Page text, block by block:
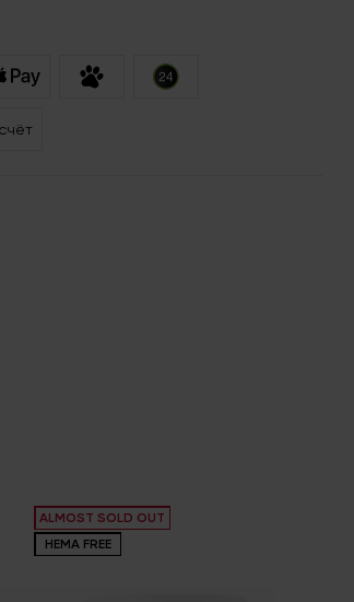
ALMOST SOLD OUT
HEMA FREE